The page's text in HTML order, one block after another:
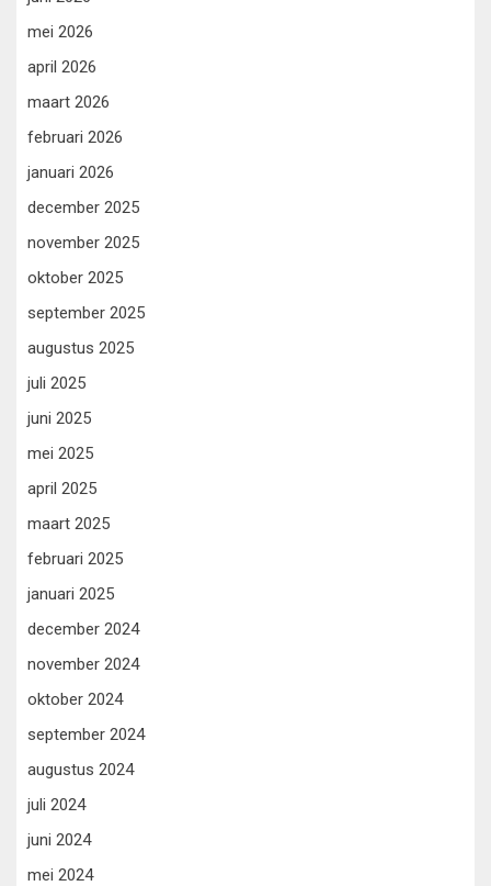
mei 2026
april 2026
maart 2026
februari 2026
januari 2026
december 2025
november 2025
oktober 2025
september 2025
augustus 2025
juli 2025
juni 2025
mei 2025
april 2025
maart 2025
februari 2025
januari 2025
december 2024
november 2024
oktober 2024
september 2024
augustus 2024
juli 2024
juni 2024
mei 2024